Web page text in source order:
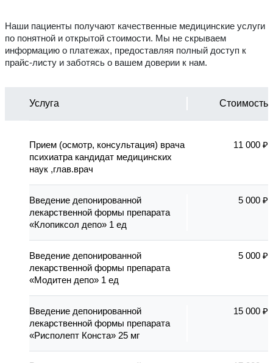
Наши пациенты получают качественные медицинские услуги
по понятной и открытой стоимости. Мы не скрываем
информацию о платежах, предоставляя полный доступ к
прайс-листу и заботясь о вашем доверии к нам.
Услуга Стоимость
Прием (осмотр, консультация) врача
психиатра кандидат медицинских
наук ,глав.врач
11 000 ₽
Введение депонированной
лекарственной формы препарата
«Клопиксол депо» 1 ед
5 000 ₽
Введение депонированной
лекарственной формы препарата
«Модитен депо» 1 ед
5 000 ₽
Введение депонированной
лекарственной формы препарата
«Рисполепт Конста» 25 мг
15 000 ₽